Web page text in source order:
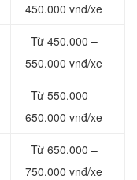
450.000 vnđ/xe
Từ 450.000 –
550.000 vnđ/xe
Từ 550.000 –
650.000 vnđ/xe
Từ 650.000 –
750.000 vnđ/xe